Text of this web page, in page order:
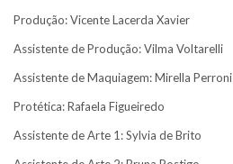
Produção: Vicente Lacerda Xavier
Assistente de Produção: Vilma Voltarelli
Assistente de Maquiagem: Mirella Perroni
Protética: Rafaela Figueiredo
Assistente de Arte 1: Sylvia de Brito